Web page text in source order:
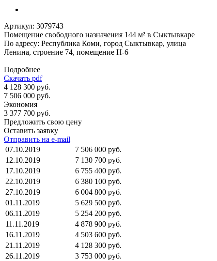
Артикул: 3079743
Помещение свободного назначения 144 м² в Сыктывкаре
По адресу: Республика Коми, город Сыктывкар, улица
Ленина, строение 74, помещение Н-6
Подробнее
Скачать pdf
4 128 300 руб.
7 506 000 руб.
Экономия
3 377 700 руб.
Предложить свою цену
Оставить заявку
Отправить на e-mail
07.10.2019
7 506 000 руб.
12.10.2019
7 130 700 руб.
17.10.2019
6 755 400 руб.
22.10.2019
6 380 100 руб.
27.10.2019
6 004 800 руб.
01.11.2019
5 629 500 руб.
06.11.2019
5 254 200 руб.
11.11.2019
4 878 900 руб.
16.11.2019
4 503 600 руб.
21.11.2019
4 128 300 руб.
26.11.2019
3 753 000 руб.